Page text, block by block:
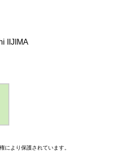
IIJIMA
により保護されています。